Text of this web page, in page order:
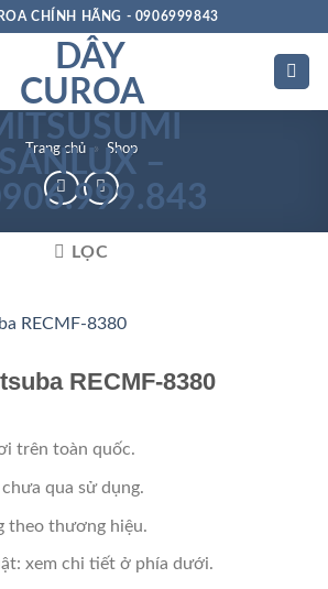
CHÍNH HÃNG - 0906999843
Trang chủ » Shop
LỌC
RECMF-8380
trên toàn quốc.
qua sử dụng.
theo thương hiệu.
xem chi tiết ở phía dưới.